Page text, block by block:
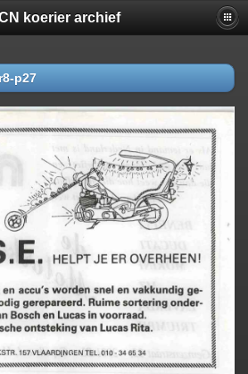
koerier archief
p27